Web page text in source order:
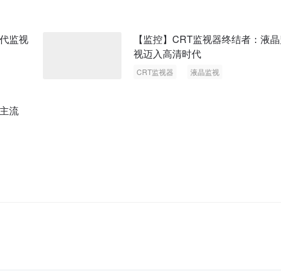
监视
【监控】CRT监视器终结者：液
视迈入高清时代
CRT监视器 液晶监视
流